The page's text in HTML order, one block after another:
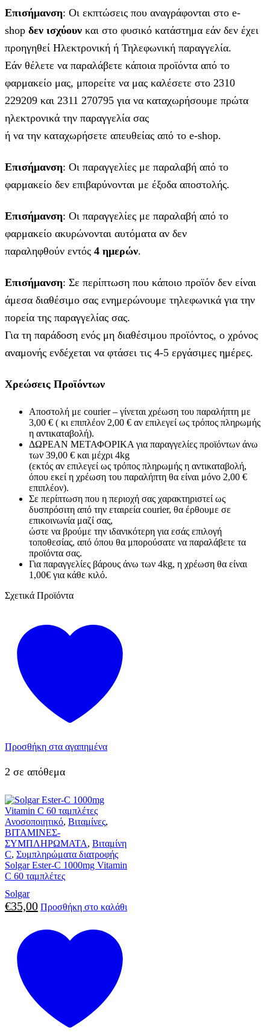
Επισήμανση: Οι εκπτώσεις που αναγράφονται στο e-
shop δεν ισχύουν και στο φυσικό κατάστημα εάν δεν έχει
προηγηθεί Ηλεκτρονική ή Τηλεφωνική παραγγελία.
Εάν θέλετε να παραλάβετε κάποια προϊόντα από το
φαρμακείο μας, μπορείτε να μας καλέσετε στο 2310
229209 και 2311 270795 για να καταχωρήσουμε πρώτα
ηλεκτρονικά την παραγγελία σας
ή να την καταχωρήσετε απευθείας από το e-shop.
Επισήμανση: Οι παραγγελίες με παραλαβή από το
φαρμακείο δεν επιβαρύνονται με έξοδα αποστολής.
Επισήμανση: Οι παραγγελίες με παραλαβή από το
φαρμακείο ακυρώνονται αυτόματα αν δεν
παραληφθούν εντός 4 ημερών.
Επισήμανση: Σε περίπτωση που κάποιο προϊόν δεν είναι
άμεσα διαθέσιμο σας ενημερώνουμε τηλεφωνικά για την
πορεία της παραγγελίας σας.
Για τη παράδοση ενός μη διαθέσιμου προϊόντος, ο χρόνος
αναμονής ενδέχεται να φτάσει τις 4-5 εργάσιμες ημέρες.
Χρεώσεις Προϊόντων
Αποστολή με courier – γίνεται χρέωση του παραλήπτη με
3,00 € ( κι επιπλέον 2,00 € αν επιλεγεί ως τρόπος πληρωμής
η αντικαταβολή).
ΔΩΡΕΑΝ ΜΕΤΑΦΟΡΙΚΑ για παραγγελίες προϊόντων άνω
των 39,00 € και μέχρι 4kg
(εκτός αν επιλεγεί ως τρόπος πληρωμής η αντικαταβολή,
όπου εκεί η χρέωση του παραλήπτη θα είναι μόνο 2,00 €
επιπλέον).
Σε περίπτωση που η περιοχή σας χαρακτηριστεί ως
δυσπρόσιτη από την εταιρεία courier, θα έρθουμε σε
επικοινωνία μαζί σας,
ώστε να βρούμε την ιδανικότερη για εσάς επιλογή
τοποθεσίας, από όπου θα μπορούσατε να παραλάβετε τα
προϊόντα σας.
Για παραγγελίες βάρους άνω των 4kg, η χρέωση θα είναι
1,00€ για κάθε κιλό.
Σχετικά Προϊόντα
Προσθήκη στα αγαπημένα
2 σε απόθεμα
Ανοσοποιητικό, Βιταμίνες,
ΒΙΤΑΜΙΝΕΣ-
ΣΥΜΠΛΗΡΩΜΑΤΑ, Βιταμίνη
C, Συμπληρώματα διατροφής
Solgar Ester-C 1000mg Vitamin
C 60 ταμπλέτες
Solgar
€35,00 Προσθήκη στο καλάθι